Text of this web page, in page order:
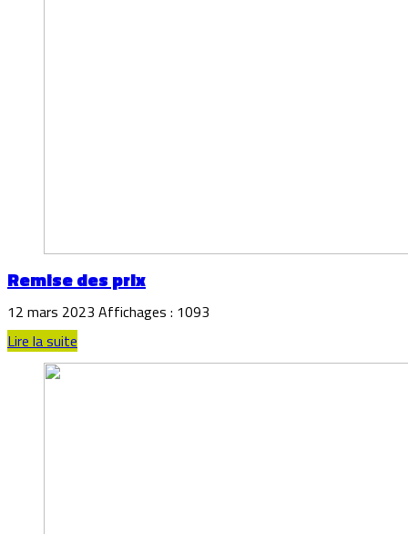
Remise des prix
12 mars 2023 Affichages : 1093
Lire la suite